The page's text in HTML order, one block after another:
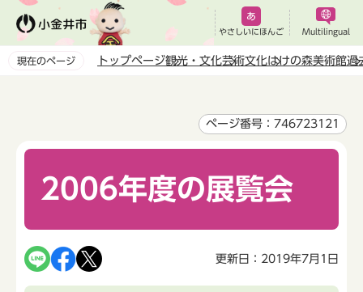
ペ
やさしいにほんご Multilingual
現在のページ トップページ観光・文化芸術文化はけの森美術館過
ページ番号：746723121
2006年度の展覧会
更新日：2019年7月1日